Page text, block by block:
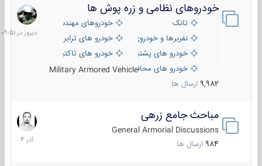
خودروهای نظامی و زره پوش ها
تانک
خودروهای مهندسی
نفربرها و خودروی های رزمی پیاده نظام
خودرو های ترابری نظامی
خودرو های پشتیبانی آتش ، شناسایی و ضد تانک
خودرو های تاکتیکی نظامی
خودرو های محافظت شدهMilitary Armored Vehicle
9,982 ارسال ها
دیروز
در
09:51
مباحث جامع زرهی
General Armorial Discussions
984 ارسال ها
7
آذر
1404